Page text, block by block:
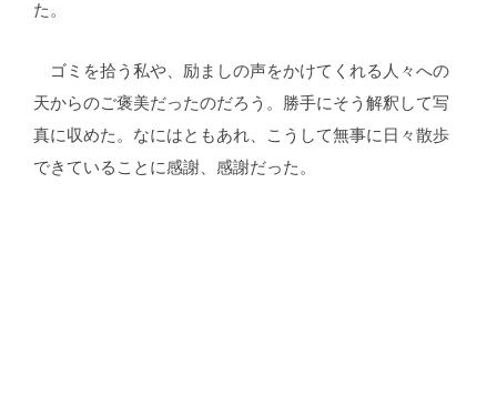
た。
ゴミを拾う私や、励ましの声をかけてくれる人々への
天からのご褒美だったのだろう。勝手にそう解釈して写
真に収めた。なにはともあれ、こうして無事に日々散歩
できていることに感謝、感謝だった。